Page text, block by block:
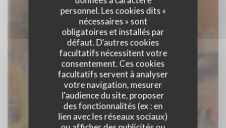
personnel. Les cookies dits «
nécessaires » sont
obligatoires et installés par
défaut. D'autres cookies
facultatifs nécessitent votre
consentement. Ces cookies
facultatifs servent à analyser
votre navigation, mesurer
l'audience du site, proposer
des fonctionnalités (ex : en
lien avec les réseaux sociaux)
Estaminet Chez